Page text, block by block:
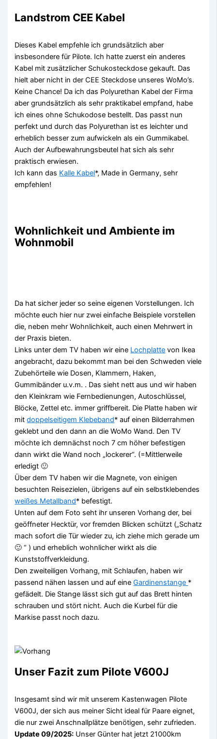
Landstrom CEE Kabel
Dieses Kabel empfehle ich grundsätzlich aber
insbesondere für Pilote. Ich hatte zuerst ein anderes
Kabel mit zusätzlicher Schukosteckdose gekauft. Das
hielt aber nicht in der CEE Steckdose unseres WoMo’s.
Keine Chance! Da ich das Polyurethan Kabel der Firma
aber grundsätzlich als sehr praktikabel empfand, habe
ich eines ohne Schukodose bestellt. Das passt nun
perfekt und durch das Polyurethan ist es leichter und
erheblich besser zum aufwickeln als ein Gummikabel.
Auch der Aufbewahrungsbeutel hat sich als sehr
praktisch erwiesen.
Ich kann das Kalle Kabel*, Made in Germany, sehr
empfehlen!
Wohnlichkeit und Ambiente im
Wohnmobil
Da hat sicher jeder so seine eigenen Vorstellungen. Ich
möchte euch hier nur zwei einfache Beispiele vorstellen
die, neben mehr Wohnlichkeit, auch einen Mehrwert in
der Praxis bieten.
Links unter dem TV haben wir eine Lochplatte von Ikea
angebracht, dazu bekommt man bei den Schweden viele
Zubehörteile wie Dosen, Klammern, Haken,
Gummibänder u.v.m. . Das sieht nett aus und wir haben
den Kleinkram wie Fernbedienungen, Autoschlüssel,
Blöcke, Zettel etc. immer griffbereit. Die Platte haben wir
mitdoppelseitigem Klebeband* auf einen Bilderrahmen
geklebt und den dann an die WoMo Wand. Den TV
möchte ich demnächst noch 7 cm höher befestigen
dann wirkt die Wand noch „lockerer“. (=Mittlerweile
erledigt 🙂
Über dem TV haben wir die Magnete, von einigen
besuchten Reisezielen, übrigens auf ein selbstklebendes
weißes Metallband* befestigt.
Unten auf dem Foto seht ihr unseren Vorhang der, bei
geöffneter Hecktür, vor fremden Blicken schützt („Schatz
mach sofort die Tür wieder zu, ich ziehe mich gerade um
🙂 “ ) und erheblich wohnlicher wirkt als die
Kunststoffverkleidung.
Den zweiteiligen Vorhang, mit Schlaufen, haben wir
passend nähen lassen und auf eineGardinenstange *
gefädelt. Die Stange lässt sich gut auf das Brett hinten
schrauben und stört nicht. Auch die Kurbel für die
Markise passt noch dazu.
Unser Fazit zum Pilote V600J
Insgesamt sind wir mit unserem Kastenwagen Pilote
V600J, der sich aus meiner Sicht ideal für Paare eignet,
die nur zwei Anschnallplätze benötigen, sehr zufrieden.
Update 09/2025: Unser Günter hat jetzt 21000km